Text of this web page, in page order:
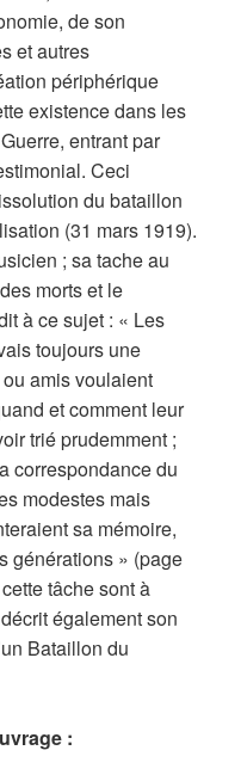
de son
et autres
périphérique
existence dans les
entrant par
Ceci
du bataillon
(31 mars 1919).
; sa tache au
morts et le
à ce sujet : « Les
toujours une
amis voulaient
et comment leur
trié prudemment ;
correspondance du
modestes mais
sa mémoire,
générations » (page
tâche sont à
également son
Bataillon du
: